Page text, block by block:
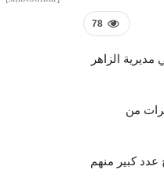
78
الزاهر
من
كبير منهم